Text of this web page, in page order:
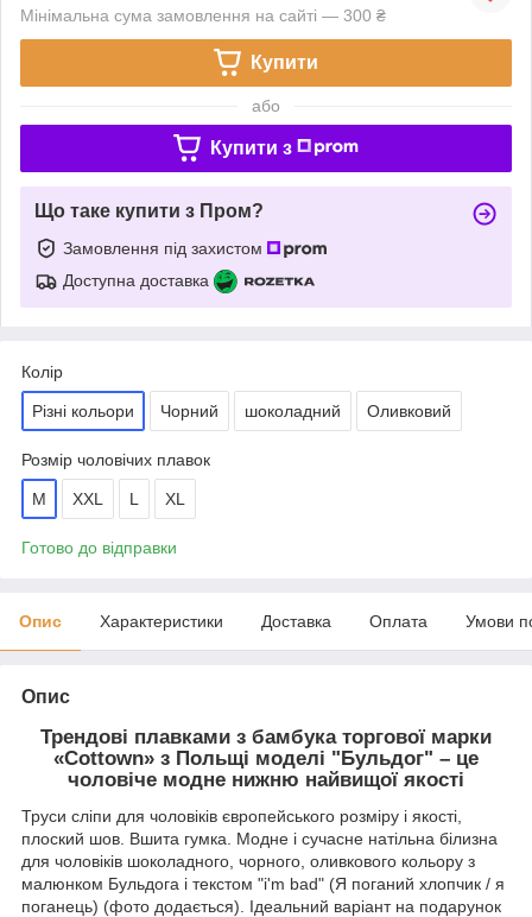
Мінімальна сума замовлення на сайті — 300 ₴
Купити
або
Купити з
Що таке купити з Пром?
Замовлення під захистом
Доступна доставка
Колір
Різні кольори Чорний шоколадний Оливковий
Розмір чоловічих плавок
M XXL L XL
Готово до відправки
Опис Характеристики Доставка Оплата Умови
Опис
Трендові плавками з бамбука торгової марки
«Cottown» з Польщі моделі "Бульдог" – це
чоловіче модне нижню найвищої якості
Труси сліпи для чоловіків європейського розміру і якості,
плоский шов. Вшита гумка. Модне і сучасне натільна білизна
для чоловіків шоколадного, чорного, оливкового кольору з
малюнком Бульдога і текстом "i'm bad" (Я поганий хлопчик / я
поганець) (фото додається). Ідеальний варіант на подарунок